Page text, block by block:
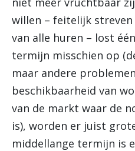
willen – feitelijk
van alle huren – lost
termijn misschien op
maar andere
beschikbaarheid van
van de markt waar de
is), worden er juist
middellange termijn is